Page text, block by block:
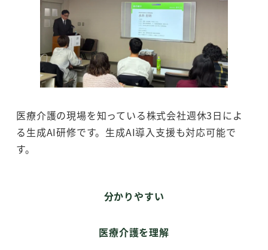
医療介護の現場を知っている株式会社週休3日によ
る生成AI研修です。生成AI導入支援も対応可能で
す。
分かりやすい
医療介護を理解